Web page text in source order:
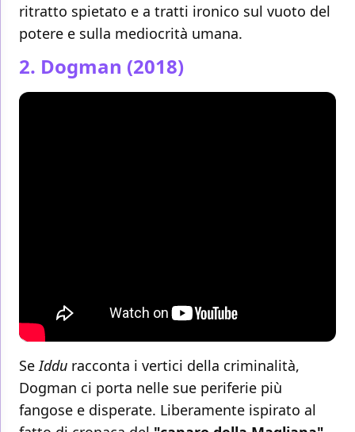
ritratto spietato e a tratti ironico sul vuoto del
potere e sulla mediocrità umana.
2. Dogman (2018)
SeIddu racconta i vertici della criminalità,
Dogman ci porta nelle sue periferie più
fangose e disperate. Liberamente ispirato al